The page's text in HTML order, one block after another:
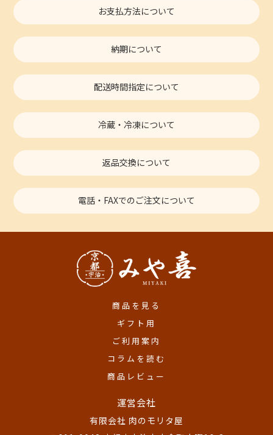
お支払方法について
納期について
配送時間指定について
冷蔵・冷凍について
返品交換について
電話・FAXでのご注文について
商品を見る
ギフト用
ご利用案内
コラムを読む
商品レビュー
運営会社
有限会社 肉のモリタ屋